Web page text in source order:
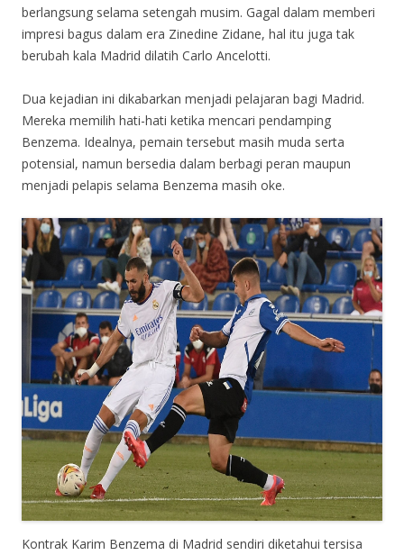
berlangsung selama setengah musim. Gagal dalam memberi
impresi bagus dalam era Zinedine Zidane, hal itu juga tak
berubah kala Madrid dilatih Carlo Ancelotti.
Dua kejadian ini dikabarkan menjadi pelajaran bagi Madrid.
Mereka memilih hati-hati ketika mencari pendamping
Benzema. Idealnya, pemain tersebut masih muda serta
potensial, namun bersedia dalam berbagi peran maupun
menjadi pelapis selama Benzema masih oke.
Kontrak Karim Benzema di Madrid sendiri diketahui tersisa